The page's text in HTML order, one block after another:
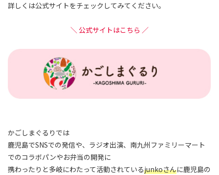
詳しくは公式サイトをチェックしてみてください。
＼ 公式サイトはこちら ／
かごしまぐるりでは
鹿児島でSNSでの発信や、ラジオ出演、南九州ファミリーマート
でのコラボパンやお弁当の開発に
携わったりと多岐にわたって活動されているjunkoさんに鹿児島の